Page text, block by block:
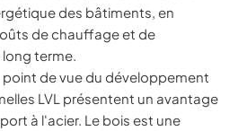
des bâtiments, en
de chauffage et de
terme.
point de vue du développement
LVL présentent un avantage
à l'acier. Le bois est une